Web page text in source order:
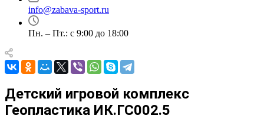
info@zabava-sport.ru
Пн. – Пт.: с 9:00 до 18:00
Детский игровой комплекс
Геопластика ИК.ГС002.5